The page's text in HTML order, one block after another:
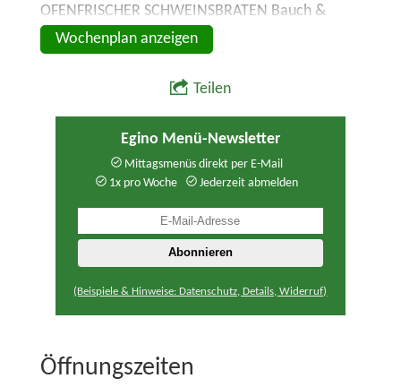
OFENFRISCHER SCHWEINSBRATEN Bauch &
Schopf
Wochenplan anzeigen
Teilen
Egino Menü-Newsletter
Mittagsmenüs direkt per E-Mail
1x pro Woche
Jederzeit abmelden
(Beispiele & Hinweise: Datenschutz, Details, Widerruf)
Öffnungszeiten